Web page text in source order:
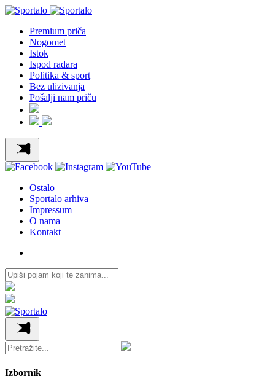
Premium priča
Nogomet
Istok
Ispod radara
Politika & sport
Bez ulizivanja
Pošalji nam priču
Ostalo
Sportalo arhiva
Impressum
O nama
Kontakt
Izbornik